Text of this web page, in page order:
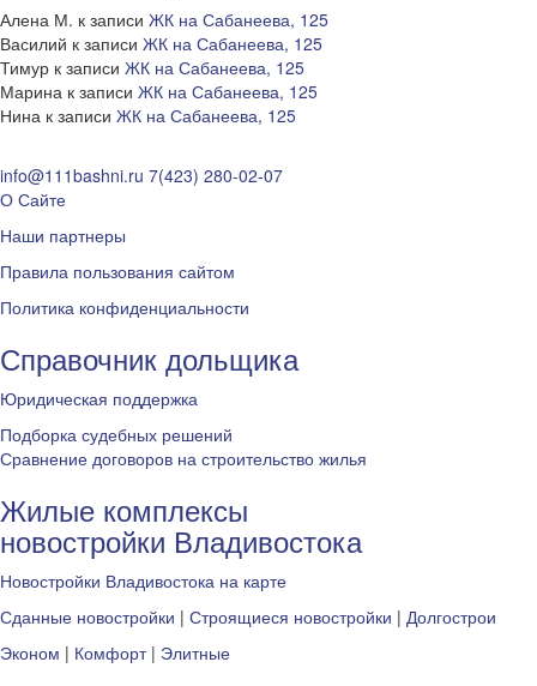
Алена М. к записи ЖК на Сабанеева, 125
Василий к записи ЖК на Сабанеева, 125
Тимур к записи ЖК на Сабанеева, 125
Марина к записи ЖК на Сабанеева, 125
Нина к записи ЖК на Сабанеева, 125
info@111bashni.ru 7(423) 280-02-07
О Сайте
Наши партнеры
Правила пользования сайтом
Политика конфиденциальности
Справочник дольщика
Юридическая поддержка
Подборка судебных решений
Сравнение договоров на строительство жилья
Жилые комплексы
новостройки Владивостока
Новостройки Владивостока на карте
Сданные новостройки | Строящиеся новостройки | Долгострои
Эконом | Комфорт| Элитные